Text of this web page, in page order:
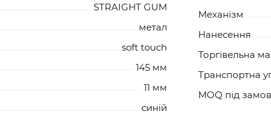
STRAIGHT GUM
метал
soft touch
145 мм
11 мм
синій
Механізм
Нанесення
Торгівельна
Транспортна
MOQ під